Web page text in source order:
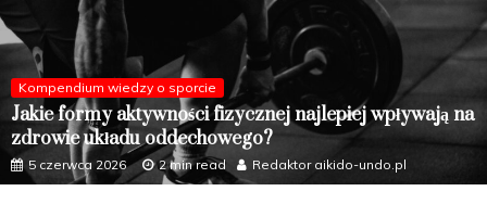
Kompendium wiedzy o sporcie
Jakie formy aktywności fizycznej najlepiej wpływają na
zdrowie układu oddechowego?
5 czerwca 2026 2 min read Redaktor aikido-undo.pl